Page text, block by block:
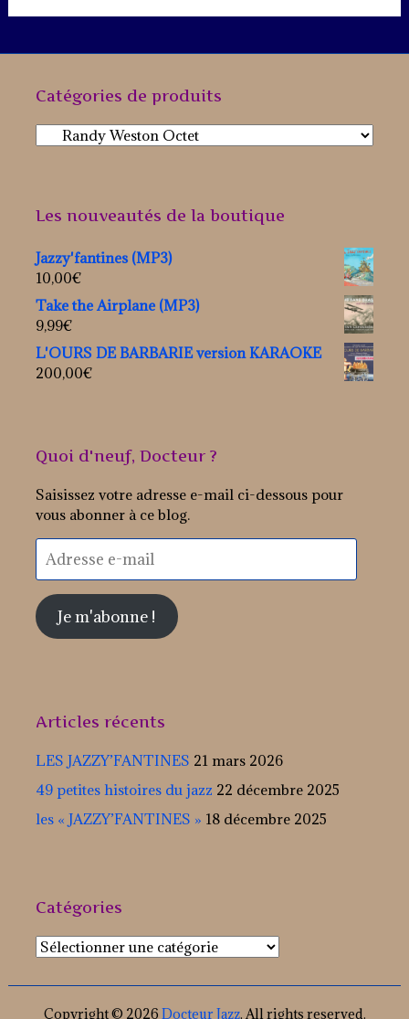
Catégories de produits
Les nouveautés de la boutique
Jazzy'fantines (MP3)
10,00€
Take the Airplane (MP3)
9,99€
L'OURS DE BARBARIE version KARAOKE
200,00€
Quoi d'neuf, Docteur ?
Saisissez votre adresse e-mail ci-dessous pour
vous abonner à ce blog.
Adresse
e-
Je m'abonne !
Articles récents
LES JAZZY’FANTINES 21 mars 2026
49 petites histoires du jazz 22 décembre 2025
les « JAZZY’FANTINES » 18 décembre 2025
Catégories
Catégories
Copyright © 2026 Docteur Jazz. All rights reserved.